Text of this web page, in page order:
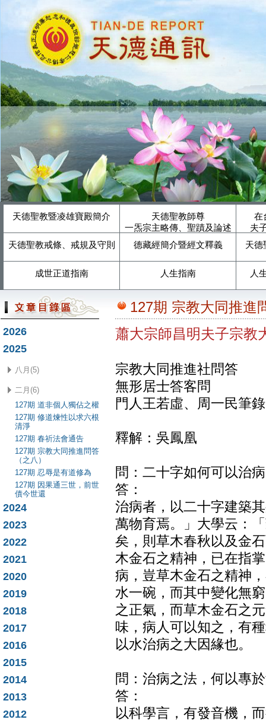
天德聖教暨凌雄寶殿簡介
天德聖教師尊
一炁宗主略傳、聖蹟及論述
在
夫
天德聖教戒條、戒規及守則
德藏經簡介暨經文釋義 天德
成世正道指南 人生指南 人
2026
2025
八月(5)
二月(6)
127期 道非個人獨佔之權
127期 修道煉性以求六根
清淨
127期 春祈法會通告
127期 宗教大同推進問答
（之八）
127期 忍辱是有道修為
127期 因果通三世，前世
債今世還
2024
2023
2022
2021
2020
2019
2018
2017
2016
2015
2014
2013
2012
127期 宗教大同推進
蕭大宗師昌明夫子宗教
宗教大同推進社問答
無形居士答客問
門人王若虛、周一民筆
釋解：吳鳳凰
問：二十字如何可以治
答：
治病者，以二十字建築
萬物育焉。」大學云：
矣，則草木春秋以及金
木金石之精神，已在指
病，豈草木金石之精神
水一碗，而其中變化無
之正氣，而草木金石之
味，病人可以知之，有
以水治病之大因緣也。
問：治病之法，何以專
答：
以科學言，有發音機，